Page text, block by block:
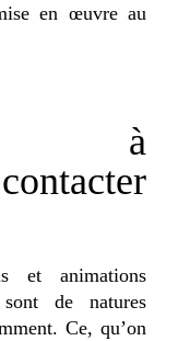
en œuvre au
à
et animations
de natures
Ce, qu’on